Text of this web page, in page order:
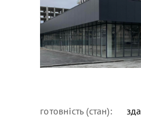
готовність (стан):